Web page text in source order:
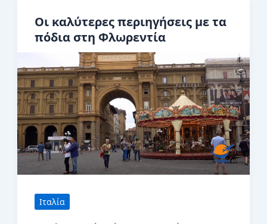
Φλωρεντία,
Οι καλύτερες περιηγήσεις με τα
πόδια στη Φλωρεντία
Ιταλία